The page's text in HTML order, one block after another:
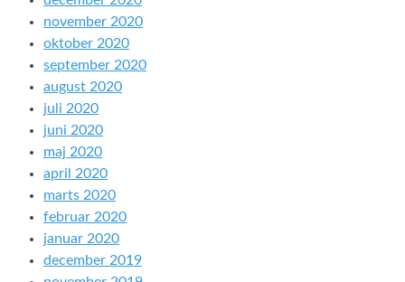
november 2020
oktober 2020
september 2020
august 2020
juli 2020
juni 2020
maj 2020
april 2020
marts 2020
februar 2020
januar 2020
december 2019